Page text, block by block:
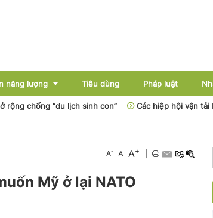
năng lượng
sản
Tiêu dùng Pháp luật
chống “du lịch sinh con” Các hiệp hội vận tải
A- A A+
Mỹ ở lại NATO